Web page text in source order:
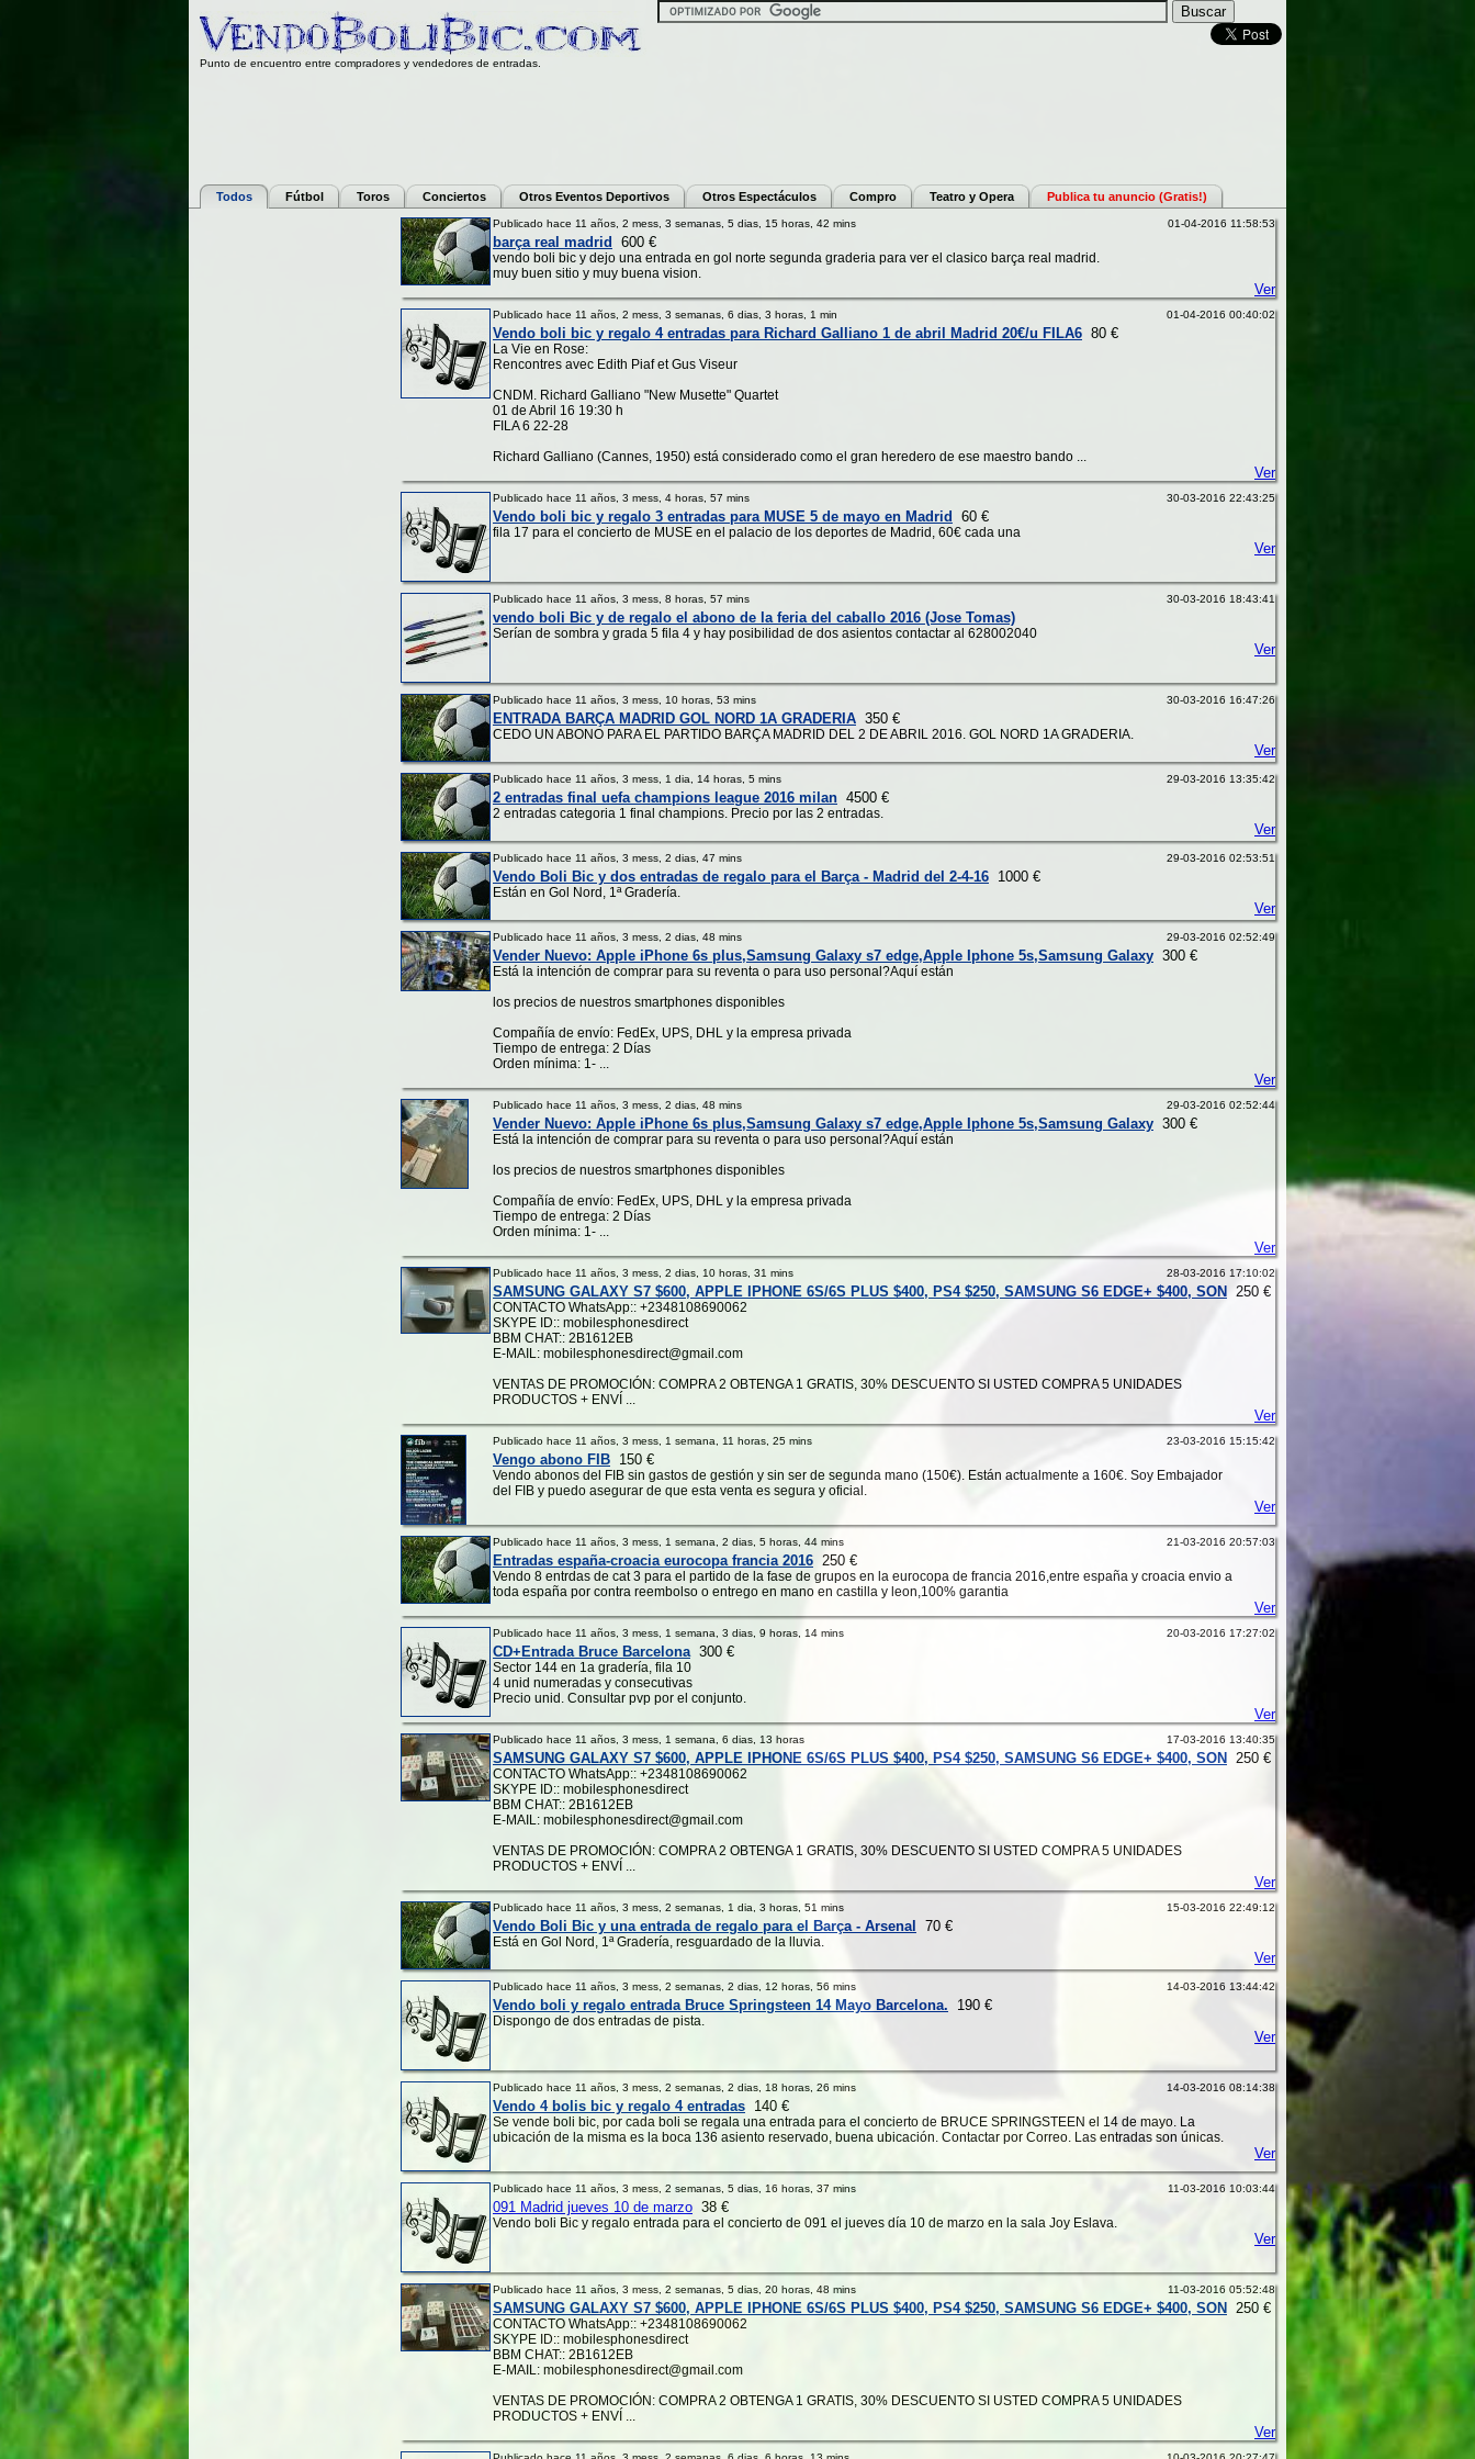
Punto de encuentro entre compradores y vendedores de entradas.
Todos Fútbol Toros Conciertos Otros Eventos Deportivos Otros Espectáculos Compro Teatro y Opera Publica tu anuncio (Gratis!)
Publicado hace 11 años, 2 mess, 3 semanas, 5 dias, 15 horas, 42 mins 01-04-2016 11:58:53
barça real madrid 600 €
vendo boli bic y dejo una entrada en gol norte segunda graderia para ver el clasico barça real madrid.
muy buen sitio y muy buena vision.
Ver
Publicado hace 11 años, 2 mess, 3 semanas, 6 dias, 3 horas, 1 min 01-04-2016 00:40:02
Vendo boli bic y regalo 4 entradas para Richard Galliano 1 de abril Madrid 20€/u FILA6 80 €
La Vie en Rose:
Rencontres avec Edith Piaf et Gus Viseur
CNDM. Richard Galliano "New Musette" Quartet
01 de Abril 16 19:30 h
FILA 6 22-28
Richard Galliano (Cannes, 1950) está considerado como el gran heredero de ese maestro bando ...
Ver
Publicado hace 11 años, 3 mess, 4 horas, 57 mins 30-03-2016 22:43:25
Vendo boli bic y regalo 3 entradas para MUSE 5 de mayo en Madrid 60 €
fila 17 para el concierto de MUSE en el palacio de los deportes de Madrid, 60€ cada una
Ver
Publicado hace 11 años, 3 mess, 8 horas, 57 mins 30-03-2016 18:43:41
vendo boli Bic y de regalo el abono de la feria del caballo 2016 (Jose Tomas)
Serían de sombra y grada 5 fila 4 y hay posibilidad de dos asientos contactar al 628002040
Ver
Publicado hace 11 años, 3 mess, 10 horas, 53 mins 30-03-2016 16:47:26
ENTRADA BARÇA MADRID GOL NORD 1A GRADERIA 350 €
CEDO UN ABONO PARA EL PARTIDO BARÇA MADRID DEL 2 DE ABRIL 2016. GOL NORD 1A GRADERIA.
Ver
Publicado hace 11 años, 3 mess, 1 dia, 14 horas, 5 mins 29-03-2016 13:35:42
2 entradas final uefa champions league 2016 milan 4500 €
2 entradas categoria 1 final champions. Precio por las 2 entradas.
Ver
Publicado hace 11 años, 3 mess, 2 dias, 47 mins 29-03-2016 02:53:51
Vendo Boli Bic y dos entradas de regalo para el Barça - Madrid del 2-4-16 1000 €
Están en Gol Nord, 1ª Gradería.
Ver
Publicado hace 11 años, 3 mess, 2 dias, 48 mins 29-03-2016 02:52:49
Vender Nuevo: Apple iPhone 6s plus,Samsung Galaxy s7 edge,Apple Iphone 5s,Samsung Galaxy 300 €
Está la intención de comprar para su reventa o para uso personal?Aquí están
los precios de nuestros smartphones disponibles
Compañía de envío: FedEx, UPS, DHL y la empresa privada
Tiempo de entrega: 2 Días
Orden mínima: 1- ...
Ver
Publicado hace 11 años, 3 mess, 2 dias, 48 mins 29-03-2016 02:52:44
Vender Nuevo: Apple iPhone 6s plus,Samsung Galaxy s7 edge,Apple Iphone 5s,Samsung Galaxy 300 €
Está la intención de comprar para su reventa o para uso personal?Aquí están
los precios de nuestros smartphones disponibles
Compañía de envío: FedEx, UPS, DHL y la empresa privada
Tiempo de entrega: 2 Días
Orden mínima: 1- ...
Ver
Publicado hace 11 años, 3 mess, 2 dias, 10 horas, 31 mins 28-03-2016 17:10:02
SAMSUNG GALAXY S7 $600, APPLE IPHONE 6S/6S PLUS $400, PS4 $250, SAMSUNG S6 EDGE+ $400, SON 250 €
CONTACTO WhatsApp:: +2348108690062
SKYPE ID:: mobilesphonesdirect
BBM CHAT:: 2B1612EB
E-MAIL: mobilesphonesdirect@gmail.com
VENTAS DE PROMOCIÓN: COMPRA 2 OBTENGA 1 GRATIS, 30% DESCUENTO SI USTED COMPRA 5 UNIDADES
PRODUCTOS + ENVÍ ...
Ver
Publicado hace 11 años, 3 mess, 1 semana, 11 horas, 25 mins 23-03-2016 15:15:42
Vengo abono FIB 150 €
Vendo abonos del FIB sin gastos de gestión y sin ser de segunda mano (150€). Están actualmente a 160€. Soy Embajador
del FIB y puedo asegurar de que esta venta es segura y oficial.
Ver
Publicado hace 11 años, 3 mess, 1 semana, 2 dias, 5 horas, 44 mins 21-03-2016 20:57:03
Entradas españa-croacia eurocopa francia 2016 250 €
Vendo 8 entrdas de cat 3 para el partido de la fase de grupos en la eurocopa de francia 2016,entre españa y croacia envio a
toda españa por contra reembolso o entrego en mano en castilla y leon,100% garantia
Ver
Publicado hace 11 años, 3 mess, 1 semana, 3 dias, 9 horas, 14 mins 20-03-2016 17:27:02
CD+Entrada Bruce Barcelona300 €
Sector 144 en 1a gradería, fila 10
4 unid numeradas y consecutivas
Precio unid. Consultar pvp por el conjunto.
Ver
Publicado hace 11 años, 3 mess, 1 semana, 6 dias, 13 horas 17-03-2016 13:40:35
SAMSUNG GALAXY S7 $600, APPLE IPHONE 6S/6S PLUS $400, PS4 $250, SAMSUNG S6 EDGE+ $400, SON 250 €
CONTACTO WhatsApp:: +2348108690062
SKYPE ID:: mobilesphonesdirect
BBM CHAT:: 2B1612EB
E-MAIL: mobilesphonesdirect@gmail.com
VENTAS DE PROMOCIÓN: COMPRA 2 OBTENGA 1 GRATIS, 30% DESCUENTO SI USTED COMPRA 5 UNIDADES
PRODUCTOS + ENVÍ ...
Ver
Publicado hace 11 años, 3 mess, 2 semanas, 1 dia, 3 horas, 51 mins 15-03-2016 22:49:12
Vendo Boli Bic y una entrada de regalo para el Barça - Arsenal 70 €
Está en Gol Nord, 1ª Gradería, resguardado de la lluvia.
Ver
Publicado hace 11 años, 3 mess, 2 semanas, 2 dias, 12 horas, 56 mins 14-03-2016 13:44:42
Vendo boli y regalo entrada Bruce Springsteen 14 Mayo Barcelona. 190 €
Dispongo de dos entradas de pista.
Ver
Publicado hace 11 años, 3 mess, 2 semanas, 2 dias, 18 horas, 26 mins 14-03-2016 08:14:38
Vendo 4 bolis bic y regalo 4 entradas 140 €
Se vende boli bic, por cada boli se regala una entrada para el concierto de BRUCE SPRINGSTEEN el 14 de mayo. La
ubicación de la misma es la boca 136 asiento reservado, buena ubicación. Contactar por Correo. Las entradas son únicas.
Ver
Publicado hace 11 años, 3 mess, 2 semanas, 5 dias, 16 horas, 37 mins 11-03-2016 10:03:44
091 Madrid jueves 10 de marzo 38 €
Vendo boli Bic y regalo entrada para el concierto de 091 el jueves día 10 de marzo en la sala Joy Eslava.
Ver
Publicado hace 11 años, 3 mess, 2 semanas, 5 dias, 20 horas, 48 mins 11-03-2016 05:52:48
SAMSUNG GALAXY S7 $600, APPLE IPHONE 6S/6S PLUS $400, PS4 $250, SAMSUNG S6 EDGE+ $400, SON 250 €
CONTACTO WhatsApp:: +2348108690062
SKYPE ID:: mobilesphonesdirect
BBM CHAT:: 2B1612EB
E-MAIL: mobilesphonesdirect@gmail.com
VENTAS DE PROMOCIÓN: COMPRA 2 OBTENGA 1 GRATIS, 30% DESCUENTO SI USTED COMPRA 5 UNIDADES
PRODUCTOS + ENVÍ ...
Ver